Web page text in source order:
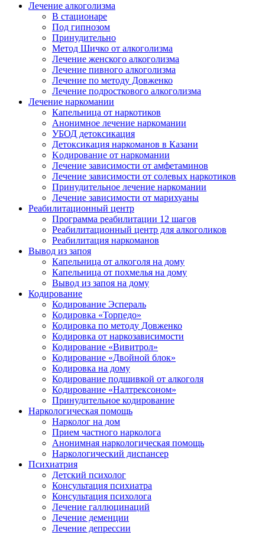
Лечение алкоголизма
В стационаре
Под гипнозом
Принудительно
Метод Шичко от алкоголизма
Лечение женского алкоголизма
Лечение пивного алкоголизма
Лечение по методу Довженко
Лечение подросткового алкоголизма
Лечение наркомании
Капельница от наркотиков
Анонимное лечение наркомании
УБОД детоксикация
Детоксикация наркоманов в Казани
Kодирование от наркомании
Лечение зависимости от амфетаминов
Лечение зависимости от солевых наркотиков
Принудительное лечение наркомании
Лечение зависимости от марихуаны
Реабилитационный центр
Программа реабилитации 12 шагов
Реабилитационный центр для алкоголиков
Реабилитация наркоманов
Вывод из запоя
Капельница от алкоголя на дому
Капельница от похмелья на дому
Вывод из запоя на дому
Кодирование
Кодирование Эспераль
Кодировка «Торпедо»
Кодировка по методу Довженко
Кодировка от наркозависимости
Кодирование «Вивитрол»
Кодирование «Двойной блок»
Кодировка на дому
Кодирование подшивкой от алкоголя
Кодирование «Налтрексоном»
Принудительное кодирование
Наркологическая помощь
Нарколог на дом
Прием частного нарколога
Анонимная наркологическая помощь
Наркологический диспансер
Психиатрия
Детский психолог
Консультация психиатра
Консультация психолога
Лечение галлюцинаций
Лечение деменции
Лечение депрессии